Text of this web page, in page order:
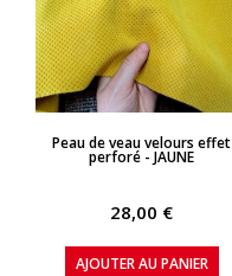
APERÇU RAPIDE
Peau de veau velours effet
perforé - JAUNE
28,00 €
AJOUTER AU PANIER